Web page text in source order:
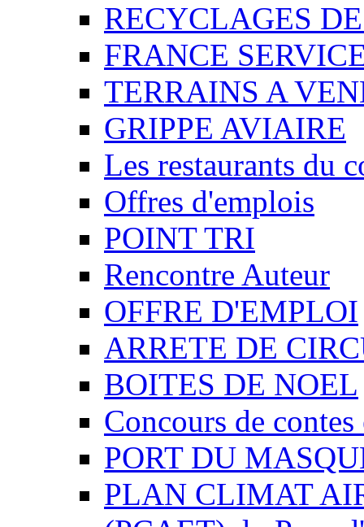
RECYCLAGES
FRANCE
TERRAINS A
GRIPPE AVIAIRE
Les restaurants du
Offres d'emplois
POINT TRI
Rencontre Auteur
OFFRE D'EMPLOI
ARRETE DE
BOITES DE NOEL
Concours de
PORT DU
PLAN CLIMAT